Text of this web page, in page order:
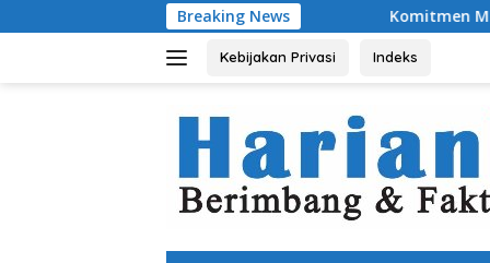
ke
Breaking News
Komitmen Merawat Kerukunan
Kebijakan Privasi Indeks